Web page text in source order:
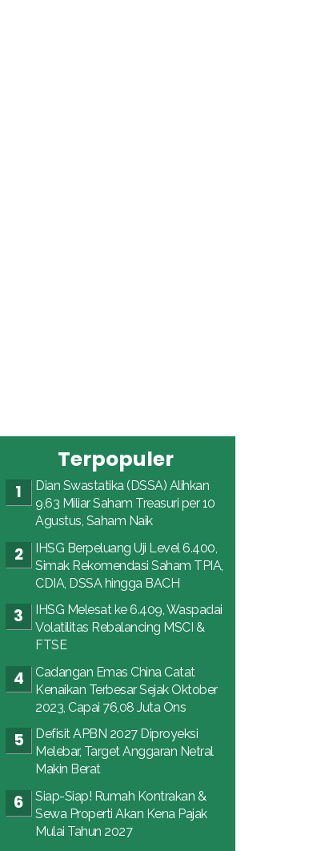
Terpopuler
Dian Swastatika (DSSA) Alihkan
9,63 Miliar Saham Treasuri per 10
Agustus, Saham Naik
IHSG Berpeluang Uji Level 6.400,
Simak Rekomendasi Saham TPIA,
CDIA, DSSA hingga BACH
IHSG Melesat ke 6.409, Waspadai
Volatilitas Rebalancing MSCI &
FTSE
Cadangan Emas China Catat
Kenaikan Terbesar Sejak Oktober
2023, Capai 76,08 Juta Ons
Defisit APBN 2027 Diproyeksi
Melebar, Target Anggaran Netral
Makin Berat
Siap-Siap! Rumah Kontrakan &
Sewa Properti Akan Kena Pajak
Mulai Tahun 2027